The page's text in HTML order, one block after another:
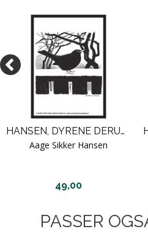
HANSEN, DYRENE DERUDE - DECEMBER / H 26
Aage Sikker Hansen
49,00
PASSER